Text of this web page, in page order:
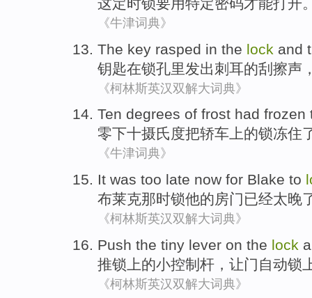
《牛津词典》
The key rasped in the lock and
钥匙在锁孔里发出刺耳的刮擦声
《柯林斯英汉双解大词典》
Ten degrees of frost had frozen
零下十摄氏度把轿车 上的锁冻住
《牛津词典》
It was too late now for Blake to
布莱克那时锁他的房门已经太晚
《柯林斯英汉双解大词典》
Push the tiny lever on the lock
推锁 上的小控制杆 ， 让门 自动锁
《柯林斯英汉双解大词典》